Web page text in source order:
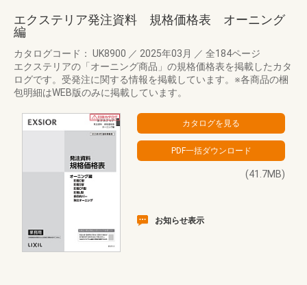
エクステリア発注資料 規格価格表 オーニング
編
カタログコード： UK8900 ／ 2025年03月 ／ 全184ページ
エクステリアの「オーニング商品」の規格価格表を掲載したカタ
ログです。受発注に関する情報を掲載しています。※各商品の梱
包明細はWEB版のみに掲載しています。
(41.7MB)
お知らせ表示